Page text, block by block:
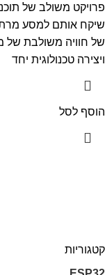
קטגוריות
פרויקט משולב של
שיקח אותם למסע מרתק
של חוויה משולבת של
ויצירה טכנולוגית יחד
הוסף לסל